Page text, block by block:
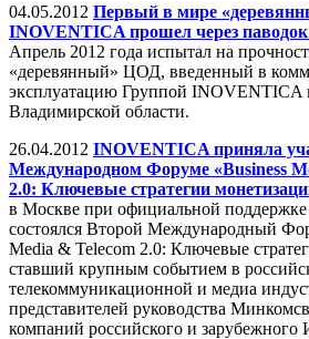
04.05.2012 Первый в мире
INOVENTICA прошел через
Апрель 2012 года испытал на
«деревянный» ЦОД, введенный в
эксплуатацию Группой INOVENTICA
Владимирской области.
26.04.2012 INOVENTICA приняла
Международном Форуме «Business
2.0: Ключевые стратегии
в Москве при официальной
состоялся Второй Международный
Media & Telecom 2.0: Ключевые
ставший крупным событием в
телекоммуникационной и медиа
представителей руководства
компаний российского и